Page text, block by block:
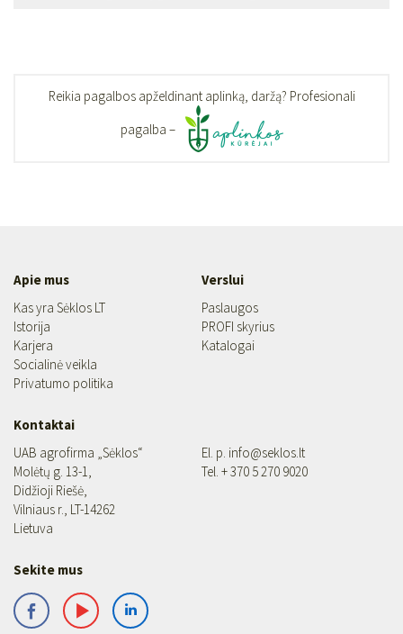
Reikia pagalbos apželdinant aplinką, daržą? Profesionali
pagalba –
Apie mus
Kas yra Sėklos LT
Istorija
Karjera
Socialinė veikla
Privatumo politika
Verslui
Paslaugos
PROFI skyrius
Katalogai
Kontaktai
UAB agrofirma „Sėklos“
Molėtų g. 13-1,
Didžioji Riešė,
Vilniaus r., LT-14262
Lietuva
El. p. info@seklos.lt
Tel. + 370 5 270 9020
Sekite mus